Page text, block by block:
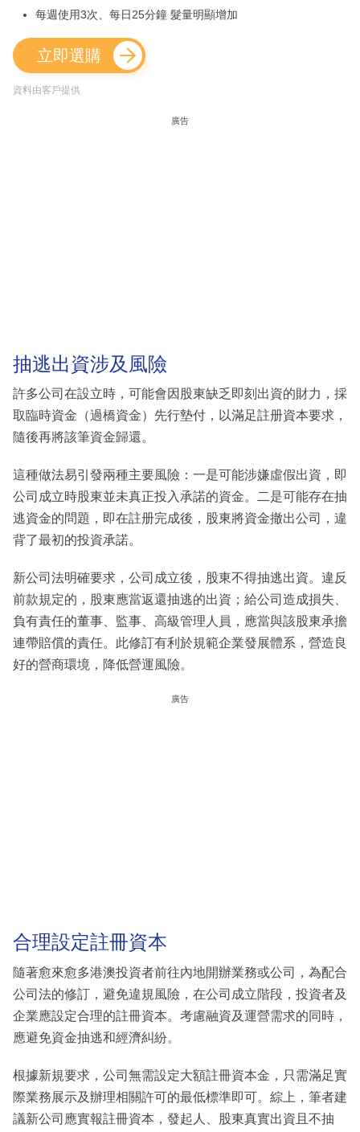
每週使用3次、每日25分鐘 髮量明顯增加
立即選購
資料由客戶提供
廣告
抽逃出資涉及風險
許多公司在設立時，可能會因股東缺乏即刻出資的財力，採
取臨時資金（過橋資金）先行墊付，以滿足註册資本要求，
隨後再將該筆資金歸還。
這種做法易引發兩種主要風險：一是可能涉嫌虛假出資，即
公司成立時股東並未真正投入承諾的資金。二是可能存在抽
逃資金的問題，即在註册完成後，股東將資金撤出公司，違
背了最初的投資承諾。
新公司法明確要求，公司成立後，股東不得抽逃出資。違反
前款規定的，股東應當返還抽逃的出資；給公司造成損失、
負有責任的董事、監事、高級管理人員，應當與該股東承擔
連帶賠償的責任。此修訂有利於規範企業發展體系，營造良
好的營商環境，降低營運風險。
廣告
合理設定註冊資本
隨著愈來愈多港澳投資者前往內地開辦業務或公司，為配合
公司法的修訂，避免違規風險，在公司成立階段，投資者及
企業應設定合理的註冊資本。考慮融資及運營需求的同時，
應避免資金抽逃和經濟糾紛。
根據新規要求，公司無需設定大額註冊資本金，只需滿足實
際業務展示及辦理相關許可的最低標準即可。綜上，筆者建
議新公司應實報註冊資本，發起人、股東真實出資且不抽